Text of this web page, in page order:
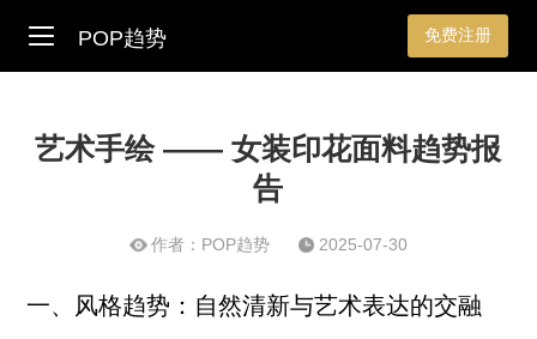
POP趋势 免费注册
艺术手绘 —— 女装印花面料趋势报
告
作者：POP趋势 2025-07-30
一、风格趋势：自然清新与艺术表达的交融